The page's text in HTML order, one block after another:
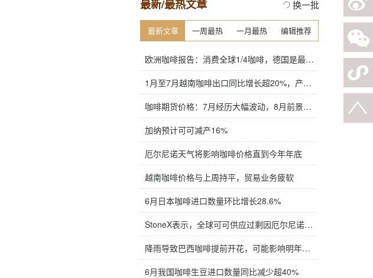
最新/最热文章 换一批
最新文章 一周最热 一月最热 编辑推荐
欧洲咖啡报告：消费全球1/4咖啡，德国是最大进口国，意大利在烘焙咖啡生产中领先
1月至7月越南咖啡出口同比增长超20%，产量也将是过去四年来最高
咖啡期货价格：7月经历大幅波动，8月前景依旧不明朗
加纳预计可可减产16%
厄尔尼诺天气将影响咖啡价格直到今年年底
越南咖啡价格与上周持平，贸易业务疲软
6月日本咖啡进口数量环比增长28.6%
StoneX表示，全球可可供应过剩因厄尔尼诺而萎缩
降雨导致巴西咖啡提前开花，可能影响明年产量，造成近期价格波动极不稳定
6月我国咖啡生豆进口数量同比减少超40%